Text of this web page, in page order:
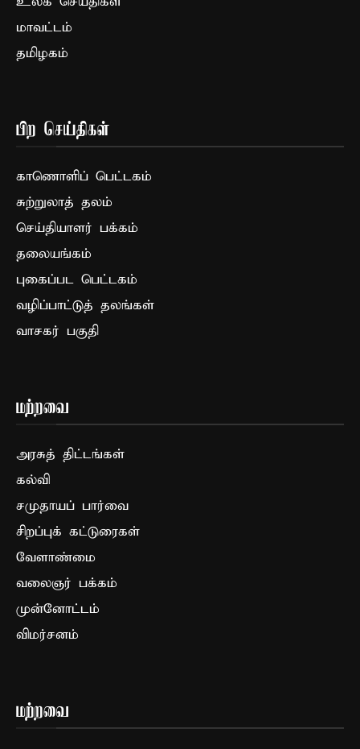
மாவட்டம்
தமிழகம்
பிற செய்திகள்
காணொளிப் பெட்டகம்
சுற்றுலாத் தலம்
செய்தியாளர் பக்கம்
தலையங்கம்
புகைப்பட பெட்டகம்
வழிப்பாட்டுத் தலங்கள்
வாசகர் பகுதி
மற்றவை
அரசுத் திட்டங்கள்
கல்வி
சமுதாயப் பார்வை
சிறப்புக் கட்டுரைகள்
வேளாண்மை
வலைஞர் பக்கம்
முன்னோட்டம்
விமர்சனம்
மற்றவை